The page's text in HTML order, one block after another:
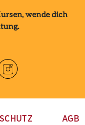
wende dich
AGB